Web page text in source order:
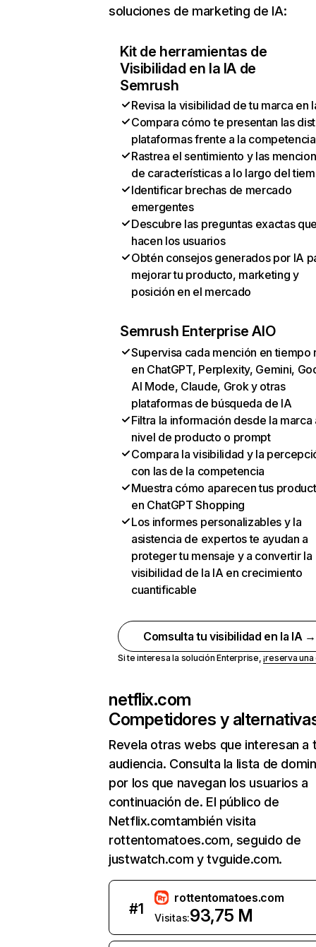
soluciones de marketing de IA:
Kit de herramientas de
Visibilidad en la IA de
Semrush
Revisa la visibilidad de tu marca en
Compara cómo te presentan las
plataformas frente a la competencia
Rastrea el sentimiento y las
de características a lo largo del
Identificar brechas de mercado
emergentes
Descubre las preguntas exactas
hacen los usuarios
Obtén consejos generados por IA
mejorar tu producto, marketing y
posición en el mercado
Semrush Enterprise AIO
Supervisa cada mención en tiempo
en ChatGPT, Perplexity, Gemini,
AI Mode, Claude, Grok y otras
plataformas de búsqueda de IA
Filtra la información desde la marca
nivel de producto o prompt
Compara la visibilidad y la
con las de la competencia
Muestra cómo aparecen tus
en ChatGPT Shopping
Los informes personalizables y la
asistencia de expertos te ayudan a
proteger tu mensaje y a convertir la
visibilidad de la IA en crecimiento
cuantificable
Comsulta tu visibilidad en la IA →
Si te interesa la solución Enterprise,¡reserva
netflix.com
Competidores y
Revela otras webs que interesan a
audiencia. Consulta la lista de
por los que navegan los usuarios a
continuación de. El público de
Netflix.comtambién visita
rottentomatoes.com, seguido de
justwatch.com y tvguide.com.
#1
rottentomatoes.com
Visitas:93,75 M